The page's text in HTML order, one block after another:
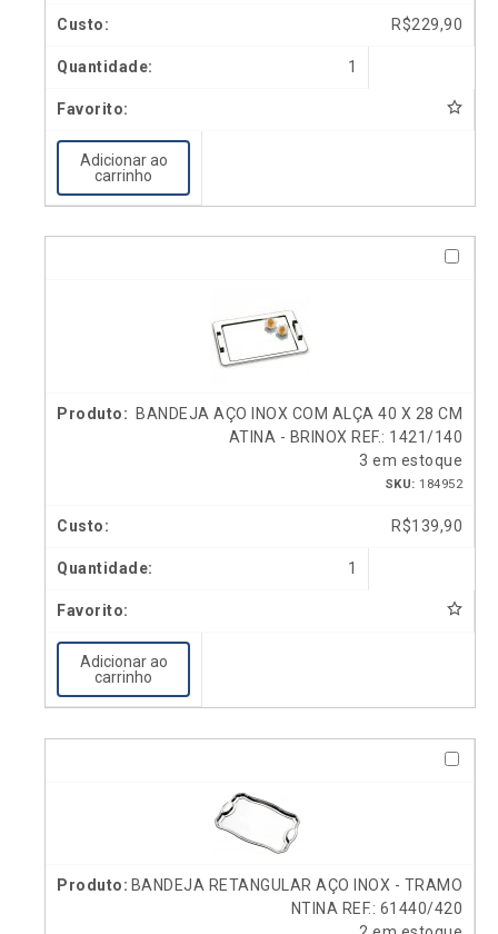
R$229,90
1
Adicionar ao
carrinho
BANDEJA AÇO INOX COM ALÇA 40 X 28 CM
ATINA - BRINOX REF.: 1421/140
3 em estoque
SKU: 184952
R$139,90
1
Adicionar ao
carrinho
BANDEJA RETANGULAR AÇO INOX - TRAMO
NTINA REF.: 61440/420